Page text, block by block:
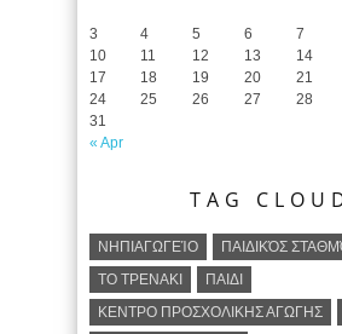
« Apr
3
4 5 6 7
10
11 12 13 14
17
18 19 20 21
24
25 26 27 28
31
TAG
ΝΗΠΙΑΓΩΓΕΊΟ
ΠΑΙΔΙΚΌΣ
ΤΟ ΤΡΕΝΑΚΙ
ΠΑΙΔΙ
ΚΕΝΤΡΟ ΠΡΟΣΧΟΛΙΚΗΣ ΑΓΩΓΗΣ